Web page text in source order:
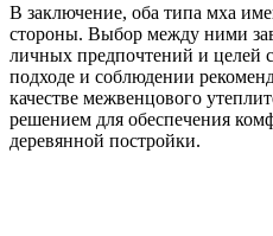
В заключение, оба типа мха
стороны. Выбор между ними
личных предпочтений и целей
подходе и соблюдении
качестве межвенцового
решением для обеспечения
деревянной постройки.